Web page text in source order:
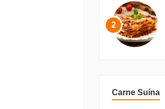
2
Carne Suína